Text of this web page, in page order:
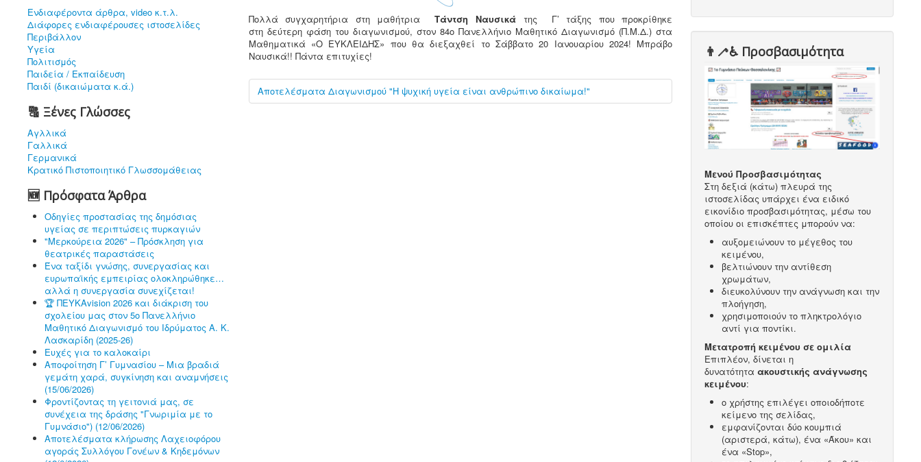
Ενδιαφέρoντα άρθρα, video κ.τ.λ.
Διάφορες ενδιαφέρουσες ιστοσελίδες
Περιβάλλον
Υγεία
Πολιτισμός
Παιδεία / Εκπαίδευση
Παιδί (δικαιώματα κ.ά.)
🔠 Ξένες Γλώσσες
Αγλλικά
Γαλλικά
Γερμανικά
Κρατικό Πιστοποιητικό Γλωσσομάθειας
🆕 Πρόσφατα Άρθρα
Οδηγίες προστασίας της δημόσιας
υγείας σε περιπτώσεις πυρκαγιών
"Μερκούρεια 2026" – Πρόσκληση για
θεατρικές παραστάσεις
Ένα ταξίδι γνώσης, συνεργασίας και
ευρωπαϊκής εμπειρίας ολοκληρώθηκε…
αλλά η συνεργασία συνεχίζεται!
🏆 ΠΕΥΚΑvision 2026 και διάκριση του
σχολείου μας στον 5ο Πανελλήνιο
Μαθητικό Διαγωνισμό του Ιδρύματος Α. Κ.
Λασκαρίδη (2025-26)
Ευχές για το καλοκαίρι
Αποφοίτηση Γ’ Γυμνασίου – Μια βραδιά
γεμάτη χαρά, συγκίνηση και αναμνήσεις
(15/06/2026)
Φροντίζοντας τη γειτονιά μας, σε
συνέχεια της δράσης "Γνωριμία με το
Γυμνάσιο") (12/06/2026)
Αποτελέσματα κλήρωσης Λαχειοφόρου
αγοράς Συλλόγου Γονέων & Κηδεμόνων
Πολλά συγχαρητήρια στη μαθήτρια Τάντση Ναυσικά της Γ’ τάξης που προκρίθηκε
στη δεύτερη φάση του διαγωνισμού, στον 84ο Πανελλήνιο Μαθητικό Διαγωνισμό (Π.Μ.Δ.) στα
Μαθηματικά «Ο ΕΥΚΛΕΙΔΗΣ» που θα διεξαχθεί το Σάββατο 20 Ιανουαρίου 2024! Μπράβο
Ναυσικά!! Πάντα επιτυχίες!
Αποτελέσματα Διαγωνισμού "Η ψυχική υγεία είναι ανθρώπινο δικαίωμα!"
👨‍🦯♿️ Προσβασιμότητα
Μενού Προσβασιμότητας
Στη δεξιά (κάτω) πλευρά της
ιστοσελίδας υπάρχει ένα ειδικό
εικονίδιο προσβασιμότητας, μέσω του
οποίου οι επισκέπτες μπορούν να:
αυξομειώνουν το μέγεθος του
κειμένου,
βελτιώνουν την αντίθεση
χρωμάτων,
διευκολύνουν την ανάγνωση και την
πλοήγηση,
χρησιμοποιούν το πληκτρολόγιο
αντί για ποντίκι.
Μετατροπή κειμένου σε ομιλία
Επιπλέον, δίνεται η
δυνατότηταακουστικής ανάγνωσης
κειμένου:
ο χρήστης επιλέγει οποιοδήποτε
κείμενο της σελίδας,
εμφανίζονται δύο κουμπιά
(αριστερά, κάτω), ένα «Άκου» και
ένα «Stop»,